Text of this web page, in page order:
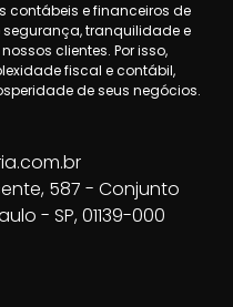
contábeis e financeiros de
tranquilidade e
clientes. Por isso,
fiscal e contábil,
de seus negócios.
587 - Conjunto
- SP, 01139-000